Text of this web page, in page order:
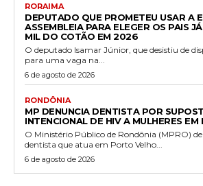
RORAIMA
DEPUTADO QUE PROMETEU USAR A
ASSEMBLEIA PARA ELEGER OS PAIS
MIL DO COTÃO EM 2026
O deputado Isamar Júnior, que desistiu de
para uma vaga na...
6 de agosto de 2026
RONDÔNIA
MP DENUNCIA DENTISTA POR
INTENCIONAL DE HIV A MULHERES EM
O Ministério Público de Rondônia (MPRO)
dentista que atua em Porto Velho...
6 de agosto de 2026